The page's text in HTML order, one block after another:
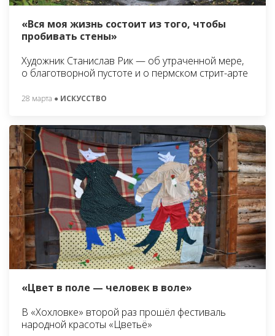
«Вся моя жизнь состоит из того, чтобы
пробивать стены»
Художник Станислав Рик — об утраченной мере,
о благотворной пустоте и о пермском стрит-арте
28 марта ● ИСКУССТВО
«Цвет в поле — человек в воле»
В «Хохловке» второй раз прошёл фестиваль
народной красоты «Цветьё»